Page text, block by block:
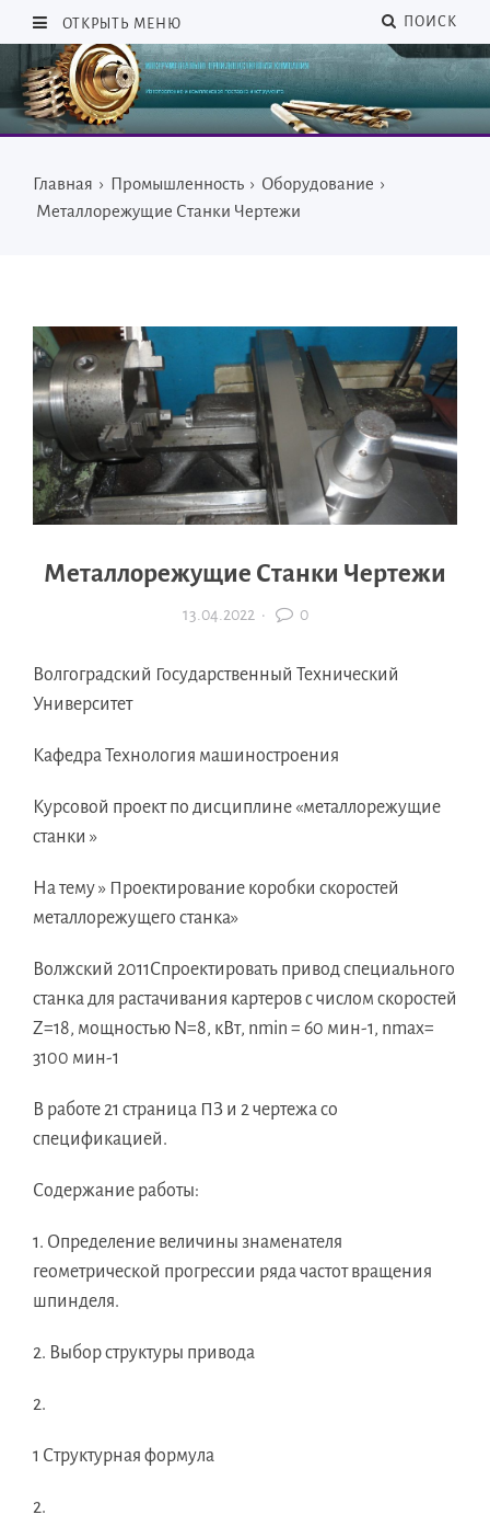
ОТКРЫТЬ МЕНЮ ПОИСК
Главная › Промышленность › Оборудование ›
Металлорежущие Станки Чертежи
Металлорежущие Станки Чертежи
13.04.2022· 0
Волгоградский Государственный Технический
Университет
Кафедра Технология машиностроения
Курсовой проект по дисциплине «металлорежущие
станки »
На тему » Проектирование коробки скоростей
металлорежущего станка»
Волжский 2011Спроектировать привод специального
станка для растачивания картеров с числом скоростей
Z=18, мощностью N=8, кВт, nmin = 60 мин-1, nmax=
3100 мин-1
В работе 21 страница ПЗ и 2 чертежа со
спецификацией.
Содержание работы:
1. Определение величины знаменателя
геометрической прогрессии ряда частот вращения
шпинделя.
2. Выбор структуры привода
2.
1 Структурная формула
2.